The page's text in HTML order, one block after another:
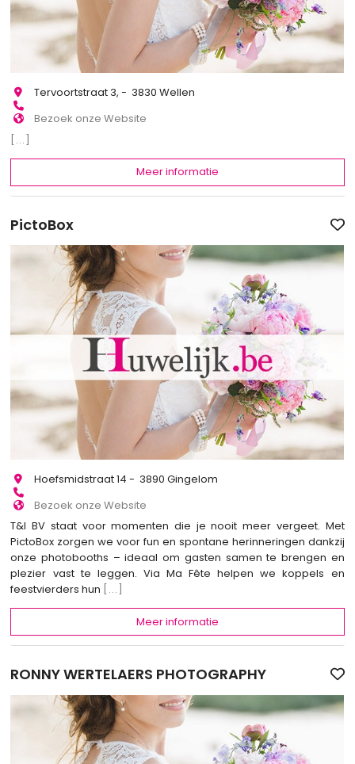
Tervoortstraat 3, - 3830 Wellen
Bezoek onze Website
[...]
Meer informatie
PictoBox
Hoefsmidstraat 14 - 3890 Gingelom
Bezoek onze Website
T&I BV staat voor momenten die je nooit meer vergeet. Met
PictoBox zorgen we voor fun en spontane herinneringen dankzij
onze photobooths – ideaal om gasten samen te brengen en
plezier vast te leggen. Via Ma Fête helpen we koppels en
feestvierders hun
[...]
Meer informatie
RONNY WERTELAERS PHOTOGRAPHY